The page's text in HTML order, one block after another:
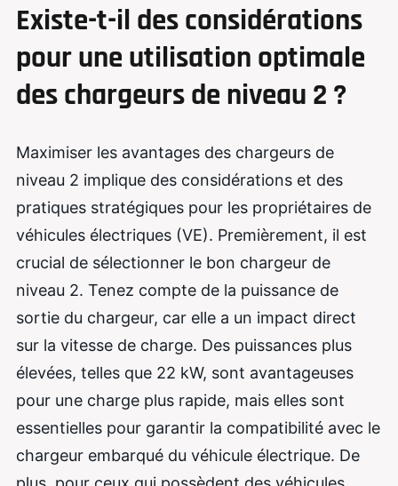
Existe-t-il des considérations
pour une utilisation optimale
des chargeurs de niveau 2 ?
Maximiser les avantages des chargeurs de
niveau 2 implique des considérations et des
pratiques stratégiques pour les propriétaires de
véhicules électriques (VE). Premièrement, il est
crucial de sélectionner le bon chargeur de
niveau 2. Tenez compte de la puissance de
sortie du chargeur, car elle a un impact direct
sur la vitesse de charge. Des puissances plus
élevées, telles que 22 kW, sont avantageuses
pour une charge plus rapide, mais elles sont
essentielles pour garantir la compatibilité avec le
chargeur embarqué du véhicule électrique. De